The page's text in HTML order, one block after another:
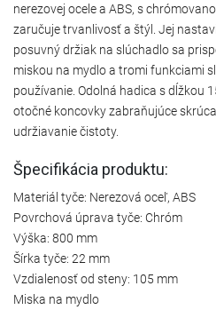
nerezovej ocele a ABS, s
zaručuje trvanlivosť a štýl. Jej
posuvný držiak na slúchadlo sa
miskou na mydlo a tromi funkciami
používanie. Odolná hadica s dĺžkou
otočné koncovky zabraňujúce
udržiavanie čistoty.
Špecifikácia produktu:
Materiál tyče: Nerezová oceľ, ABS
Povrchová úprava tyče: Chróm
Výška: 800 mm
Šírka tyče: 22 mm
Vzdialenosť od steny: 105 mm
Miska na mydlo